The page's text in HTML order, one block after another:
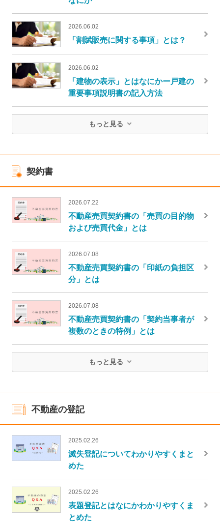
2026.06.02
「割賦販売に関する事項」とは？
2026.06.02
「建物の表示」とはなにかー戸建の
重要事項説明書の記入方法
もっと見る
契約書
2026.07.22
不動産売買契約書の「売買の目的物
および売買代金」とは
2026.07.08
不動産売買契約書の「印紙の負担区
分」とは
2026.07.08
不動産売買契約書の「契約当事者が
複数のときの特例」とは
もっと見る
不動産の登記
2025.02.26
滅失登記についてわかりやすくまと
めた
2025.02.26
表題登記とはなにかわかりやすくま
とめた